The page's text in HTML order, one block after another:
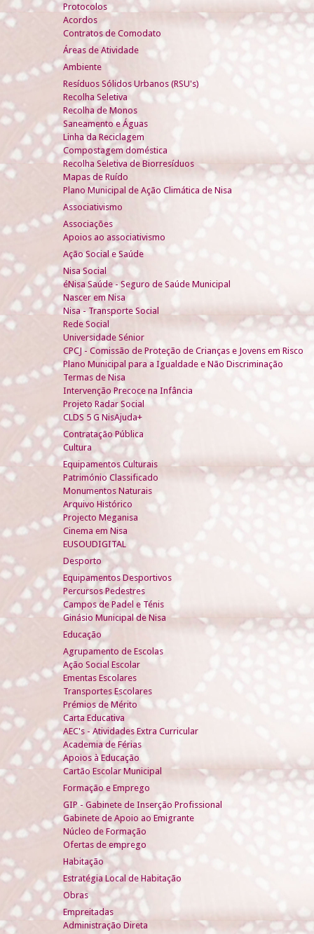
Protocolos
Acordos
Contratos de Comodato
Áreas de Atividade
Ambiente
Resíduos Sólidos Urbanos (RSU's)
Recolha Seletiva
Recolha de Monos
Saneamento e Águas
Linha da Reciclagem
Compostagem doméstica
Recolha Seletiva de Biorresíduos
Mapas de Ruído
Plano Municipal de Ação Climática de Nisa
Associativismo
Associações
Apoios ao associativismo
Ação Social e Saúde
Nisa Social
éNisa Saúde - Seguro de Saúde Municipal
Nascer em Nisa
Nisa - Transporte Social
Rede Social
Universidade Sénior
CPCJ - Comissão de Proteção de Crianças e Jovens em Risco
Plano Municipal para a Igualdade e Não Discriminação
Termas de Nisa
Intervenção Precoce na Infância
Projeto Radar Social
CLDS 5 G NisAjuda+
Contratação Pública
Cultura
Equipamentos Culturais
Património Classificado
Monumentos Naturais
Arquivo Histórico
Projecto Meganisa
Cinema em Nisa
EUSOUDIGITAL
Desporto
Equipamentos Desportivos
Percursos Pedestres
Campos de Padel e Ténis
Ginásio Municipal de Nisa
Educação
Agrupamento de Escolas
Ação Social Escolar
Ementas Escolares
Transportes Escolares
Prémios de Mérito
Carta Educativa
AEC's - Atividades Extra Curricular
Academia de Férias
Apoios à Educação
Cartão Escolar Municipal
Formação e Emprego
GIP - Gabinete de Inserção Profissional
Gabinete de Apoio ao Emigrante
Núcleo de Formação
Ofertas de emprego
Habitação
Estratégia Local de Habitação
Obras
Empreitadas
Administração Direta